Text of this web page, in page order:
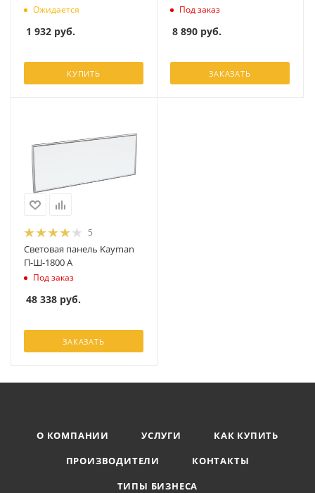
Ожидается
1 932 руб.
КУПИТЬ
Под заказ
8 890 руб.
ЗАКАЗАТЬ
5
Световая панель Kayman
П-Ш-1800 А
Под заказ
48 338 руб.
ЗАКАЗАТЬ
О КОМПАНИИ УСЛУГИ
КАК КУПИТЬ
ПРОИЗВОДИТЕЛИ
КОНТАКТЫ
ТИПЫ БИЗНЕСА